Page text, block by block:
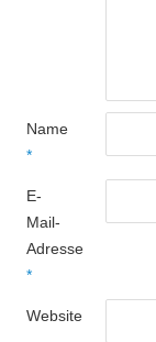
Name
*
E-
Mail-
Adresse
*
Website